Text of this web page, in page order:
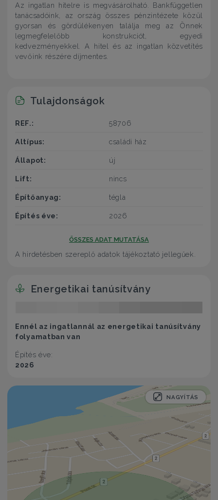
Az ingatlan hitelre is megvásárolható. Bankfüggetlen
tanácsadóink, az ország összes pénzintézete közül
gyorsan és gördülékenyen találja meg az Önnek
legmegfelelőbb konstrukciót, egyedi
kedvezményekkel. A hitel és az ingatlan közvetítés
vevőink részére díjmentes.
Tulajdonságok
REF.: 58706
Altípus: családi ház
Állapot: új
Lift: nincs
Építőanyag: tégla
Építés éve: 2026
ÖSSZES ADAT MUTATÁSA
A hirdetésben szereplő adatok tájékoztató jellegűek.
Energetikai tanúsítvány
Ennél az ingatlannál az energetikai tanúsítvány
folyamatban van
Építés éve:
2026
NAGYÍTÁS